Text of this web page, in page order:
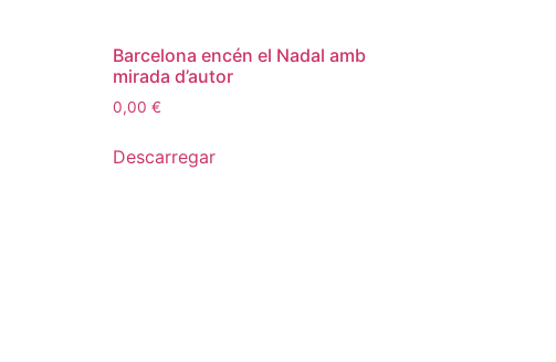
Barcelona encén el Nadal amb
mirada d’autor
0,00 €
Descarregar